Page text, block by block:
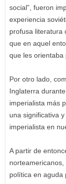
social”, fueron
experiencia
profusa literatura
que en aquel
que les orientaba
Por otro lado,
Inglaterra
imperialista más
una significativa
imperialista en
A partir de
política en aguda